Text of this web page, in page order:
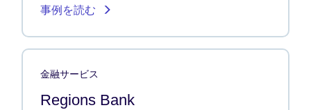
事例を読む
金融サービス
Regions Bank